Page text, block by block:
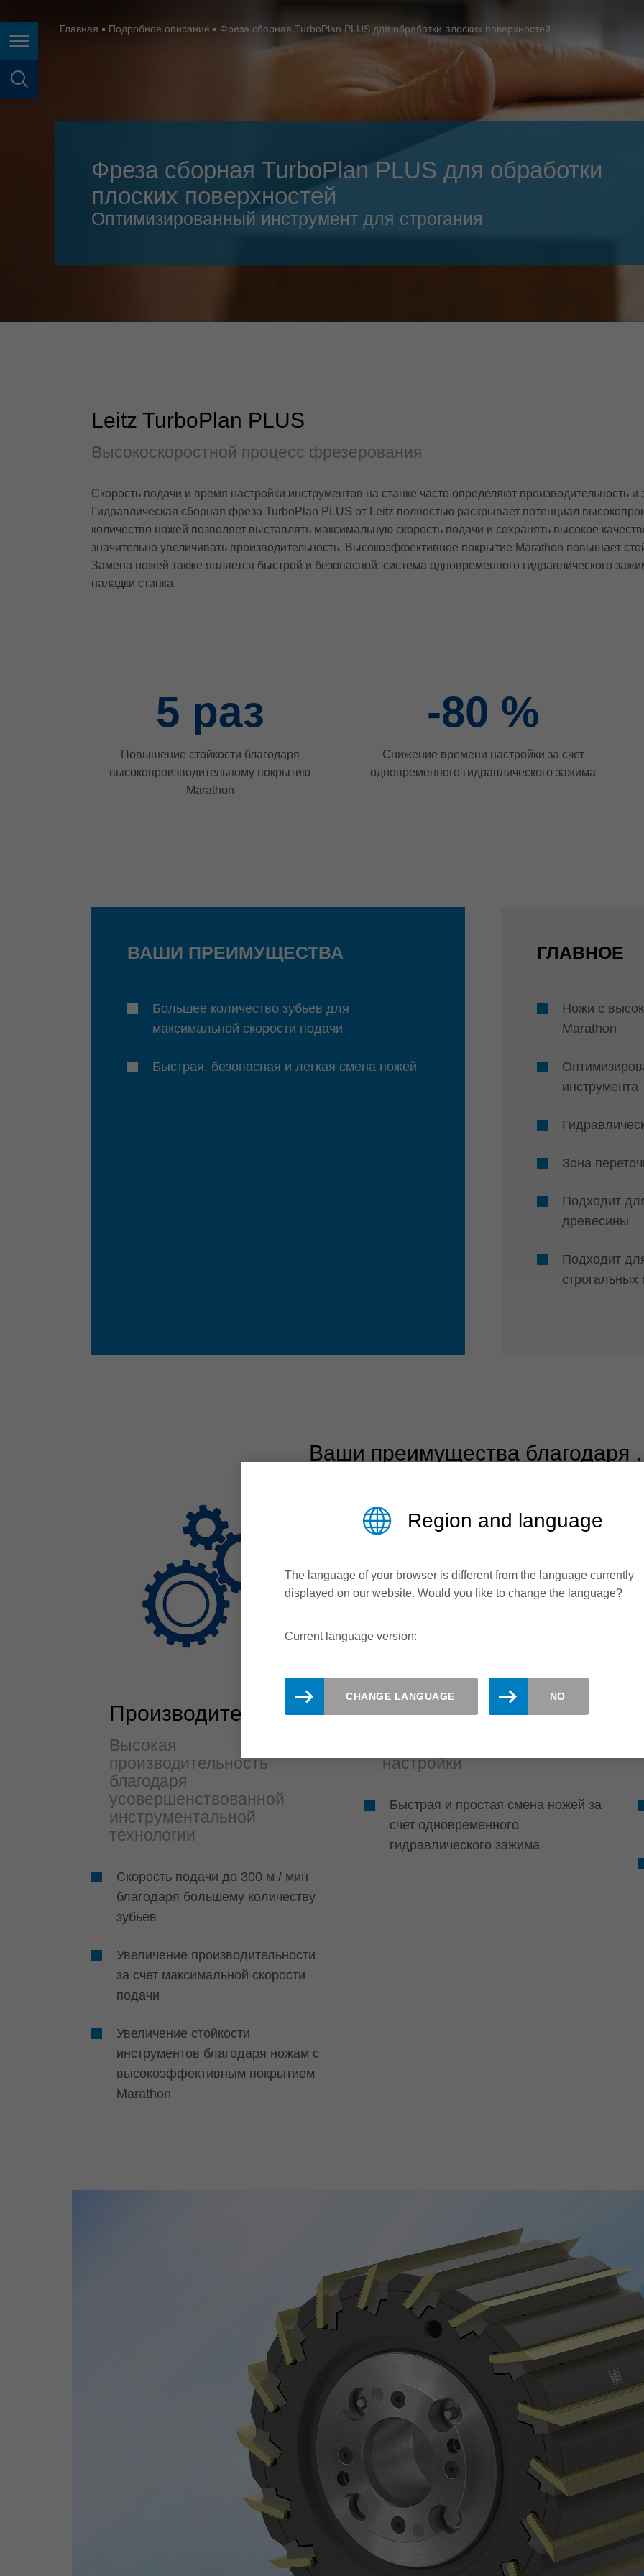
page search
France français
Great Britain
italiano
Lietuva english
Magyarország
Malaysia english
México
Suomi
Taiwan
Türkiye
中国
Главная Подробное описание Фреза сборная TurboPlan PLUS для обработки плоских поверхностей
Фреза сборная TurboPlan PLUS для обработки
плоских поверхностей
Оптимизированный инструмент для строгания
Leitz TurboPlan PLUS
Высокоскоростной процесс фрезерования
Скорость подачи и время настройки инструментов на станке часто определяют производительность
Гидравлическая сборная фреза TurboPlan PLUS от Leitz полностью раскрывает потенциал
количество ножей позволяет выставлять максимальную скорость подачи и сохранять высокое
значительно увеличивать производительность. Высокоэффективное покрытие Marathon повышает
Замена ножей также является быстрой и безопасной: система одновременного гидравлического
наладки станка.
5 раз
Повышение стойкости благодаря
высокопроизводительному покрытию
Marathon
-80 %
Снижение времени настройки за счет
одновременного гидравлического зажима
ВАШИ ПРЕИМУЩЕСТВА
Большее количество зубьев для
максимальной скорости подачи
Быстрая, безопасная и легкая смена ножей
ГЛАВНОЕ
Ножи с
Marathon
инструмента
Зона
Подходит
древесины
Подходит
строгальных
Ваши преимущества благодаря
Производительность
Высокая
производительность
благодаря
усовершенствованной
инструментальной
технологии
Скорость подачи до 300 м / мин
благодаря большему количеству
зубьев
Увеличение производительности
за счет максимальной скорости
подачи
Увеличение стойкости
инструментов благодаря ножам с
высокоэффективным покрытием
Marathon
Эффективность
настройки
Быстрая и простая смена ножей за
счет одновременного
гидравлического зажима
Region and language
The language of your browser is different from the language currently
displayed on our website. Would you like to change the language?
Current language version:
CHANGE LANGUAGE NO